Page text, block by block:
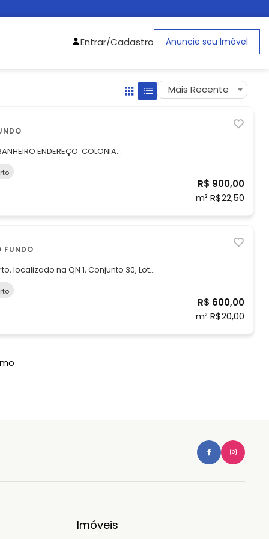
Entrar/Cadastro Anuncie seu Imóvel
Mais Recente
COLONIA
R$ 900,00
m² R$22,50
FUNDO
localizado na QN 1, Conjunto 30, Lote
Água e luz
R$ 600,00
m² R$20,00
Imóveis